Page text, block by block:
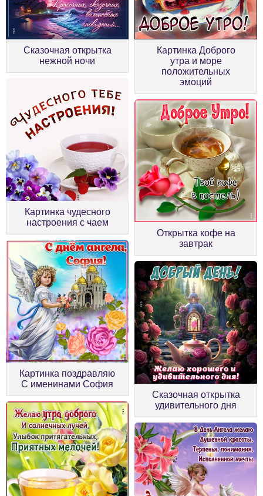
Сказочная открытка
нежной ночи
Картинка Доброго
утра и море
положительных
эмоций
Картинка чудесного
настроения с чаем
Открытка кофе на
завтрак
Картинка поздравляю
С именинами София
Сказочная открытка
удивительного дня